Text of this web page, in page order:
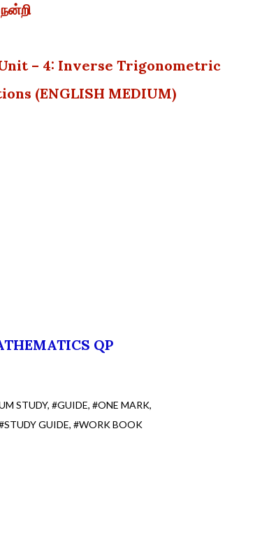
நன்றி
– 4: Inverse Trigonometric
(ENGLISH MEDIUM)
QP
STUDY #GUIDE #ONE MARK
GUIDE #WORK BOOK